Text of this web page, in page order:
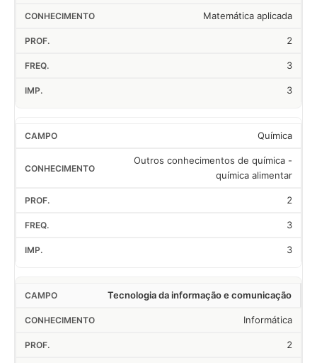
Matemática aplicada
2
3
3
Química
Outros conhecimentos de química -
química alimentar
2
3
3
Tecnologia da informação e comunicação
Informática
2